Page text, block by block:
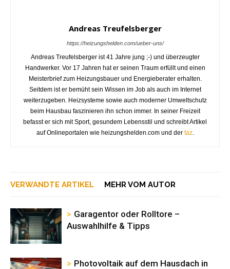
Andreas Treufelsberger
https://heizungshelden.com/ueber-uns/
Andreas Treufelsberger ist 41 Jahre jung ;-) und überzeugter
Handwerker. Vor 17 Jahren hat er seinen Traum erfüllt und einen
Meisterbrief zum Heizungsbauer und Energieberater erhalten.
Seitdem ist er bemüht sein Wissen im Job als auch im Internet
weiterzugeben. Heizsysteme sowie auch moderner Umweltschutz
beim Hausbau faszinieren ihn schon immer. In seiner Freizeit
befasst er sich mit Sport, gesundem Lebensstil und schreibt Artikel
auf Onlineportalen wie heizungshelden.com und der taz.
VERWANDTE ARTIKEL MEHR VOM AUTOR
Garagentor oder Rolltore –
Auswahlhilfe & Tipps
Photovoltaik auf dem Hausdach in